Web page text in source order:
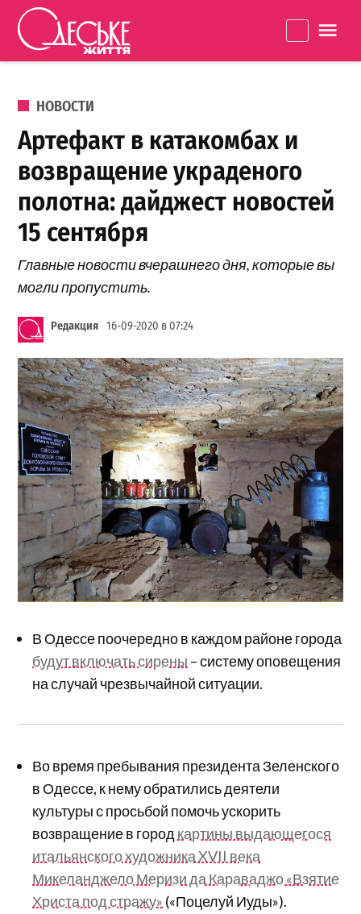
Перейти к содержанию
життя
ОПУБЛИКОВАНО В
НОВОСТИ
Артефакт в катакомбах и
возвращение украденого
полотна: дайджест новостей
15 сентября
Главные новости вчерашнего дня, которые вы
могли пропустить.
Редакция 16-09-2020 в 07:24
В Одессе поочередно в каждом районе города
будут включать сирены – систему оповещения
на случай чрезвычайной ситуации.
Во время пребывания президента Зеленского
в Одессе, к нему обратились деятели
культуры с просьбой помочь ускорить
возвращение в город картины выдающегося
итальянского художника XVII века
Микеланджело Меризи да Караваджо «Взятие
Христа под стражу» («Поцелуй Иуды»).